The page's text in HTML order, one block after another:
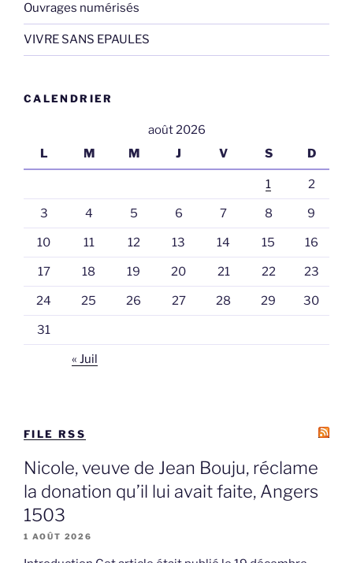
Ouvrages numérisés
VIVRE SANS EPAULES
CALENDRIER
août 2026
L
M M J V S D
1 2
3 4 5 6 7 8 9
10 11 12 13 14 15 16
17 18 19 20 21 22 23
24 25 26 27 28 29 30
31
« Juil
FILE RSS
Nicole, veuve de Jean Bouju, réclame
la donation qu’il lui avait faite, Angers
1503
1 AOÛT 2026